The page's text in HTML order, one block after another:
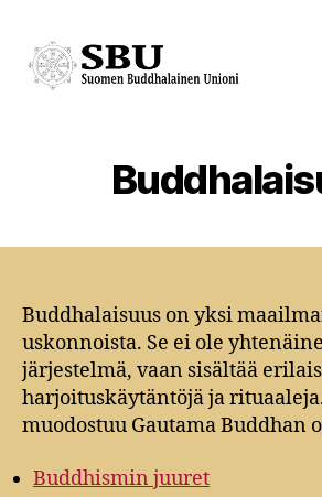
Buddhalaisuus on yksi
uskonnoista. Se ei ole
järjestelmä, vaan sisältää
harjoituskäytäntöjä ja
muodostuu Gautama Buddhan
Buddhismin juuret